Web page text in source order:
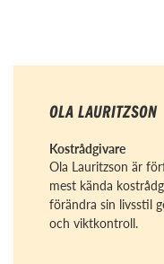
OLA LAURITZSON
Kostrådgivare
Ola Lauritzson är
mest kända
förändra sin livsstil
och viktkontroll.